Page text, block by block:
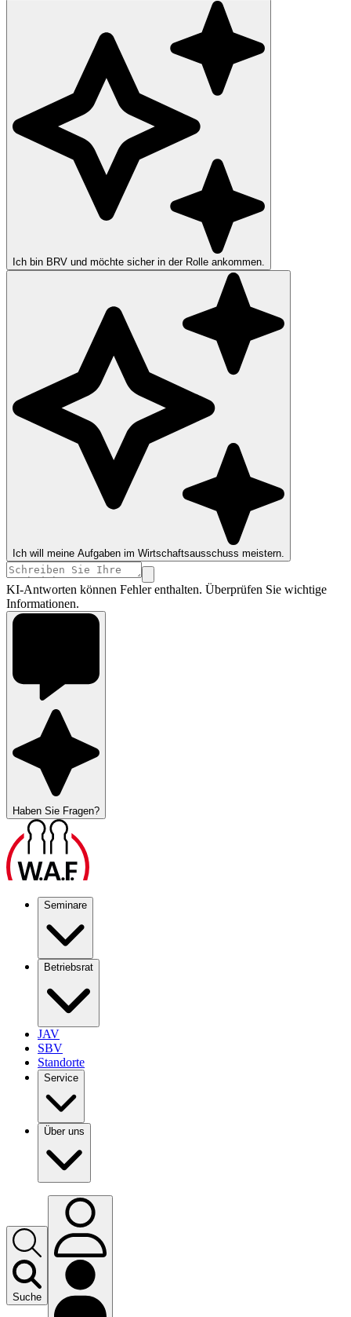
Ich bin BRV und möchte sicher in der Rolle ankommen.
Ich will meine Aufgaben im Wirtschaftsausschuss meistern.
KI-Antworten können Fehler enthalten. Überprüfen Sie wichtige
Informationen.
Haben Sie Fragen?
Seminare
Betriebsrat
JAV
SBV
Standorte
Service
Über uns
Suche